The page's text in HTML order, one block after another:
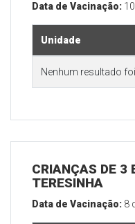
Data de Vacinação:
Unidade
Nenhum resultado
CRIANÇAS DE 3
TERESINHA
Data de Vacinação: 8